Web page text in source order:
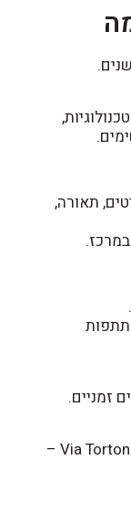
תאורה,
זמניים.
באחד הימים רצינו להיכנס למסעדה ב־Via Tortona –